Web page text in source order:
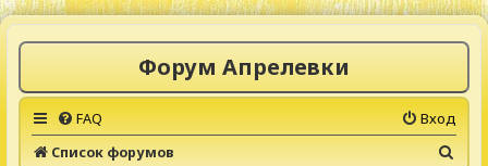
Форум Апрелевки
FAQ
Вход
Список форумов